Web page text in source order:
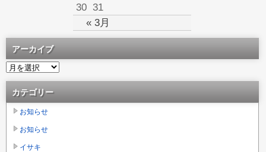
« 3月
30 31
アーカイブ
カテゴリー
お知らせ
お知らせ
イサキ